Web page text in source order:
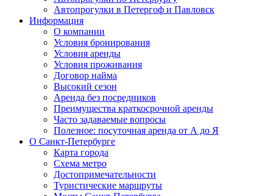
Автопрогулки в Петергоф и Павловск
Информация
О компании
Условия бронирования
Условия аренды
Условия проживания
Договор найма
Высокий сезон
Аренда без посредников
Преимущества краткосрочной аренды
Часто задаваемые вопросы
Полезное: посуточная аренда от А до Я
О Санкт-Петербурге
Карта города
Схема метро
Достопримечательности
Туристические маршруты